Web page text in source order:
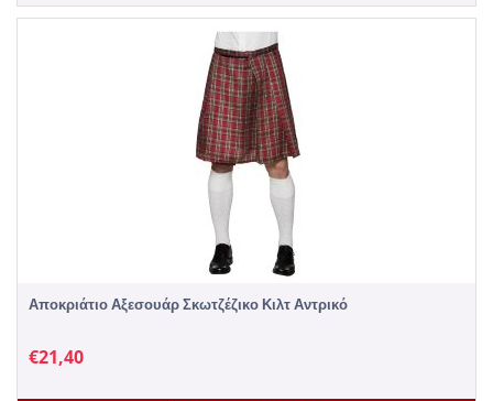
Αποκριάτιο Αξεσουάρ Σκωτζέζικο Κιλτ Αντρικό
€21,40